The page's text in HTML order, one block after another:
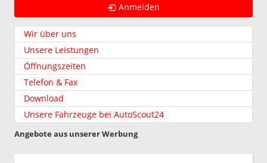
Anmelden
Wir über uns
Unsere Leistungen
Öffnungszeiten
Telefon & Fax
Download
Unsere Fahrzeuge bei AutoScout24
Angebote aus unserer Werbung